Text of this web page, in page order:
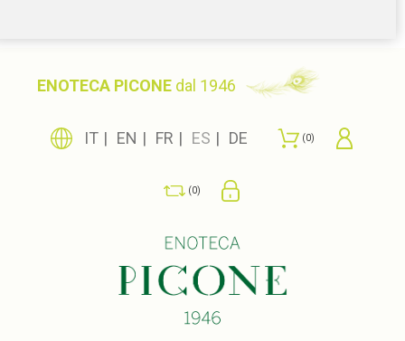
ENOTECA PICONE dal 1946
IT EN FR ES DE 0
0